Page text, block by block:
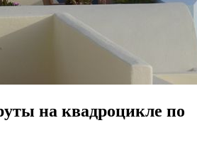
на квадроцикле по